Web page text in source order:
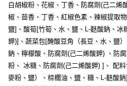
白胡椒粉、花椒、丁香、防腐劑(己二烯
椒、茴香、丁香、紅椒色素、辣椒提取
鹽]、酸筍[竹筍、水、鹽、L-麩酸鈉、冰
鉀)]、蔬菜包[醃酸豆角（長豆、水、鹽
鈉、檸檬酸、防腐劑(己二烯酸鉀) 、防
粉、 冰糖、防腐劑(己二烯酸鉀) ]、 配
麥粉、鹽）、棕櫚油、鹽、糖、L-麩酸鈉]